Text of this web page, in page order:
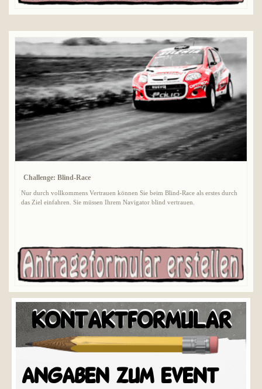
Challenge: Blind-Race
Nur durch vollkommens Vertrauen können Sie beim Blind-Race als erstes durch
das Ziel einfahren. Sie müssen Ihrem Navigator blind vertrauen.
KONTAKTFORMULAR
ANGABEN ZUM EVENT